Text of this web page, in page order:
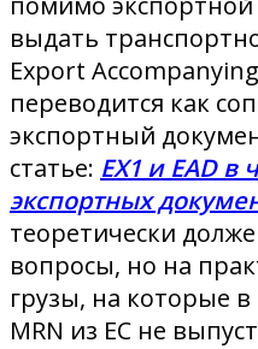
выдать
Export
переводится как
экспортный
статье: EX1 и EAD
экспортных
теоретически
вопросы, но на
грузы, на которые
MRN из ЕС не